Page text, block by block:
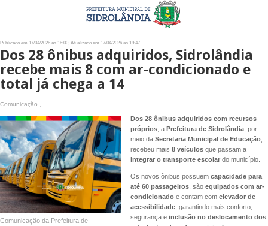
Publicado em 17/04/2026 às 16:00, Atualizado em 17/04/2026 às 19:47
Dos 28 ônibus adquiridos, Sidrolândia
recebe mais 8 com ar-condicionado e
total já chega a 14
Comunicação ,
Comunicação da Prefeitura de
Dos 28 ônibus adquiridos com recursos
próprios, a Prefeitura de Sidrolândia, por
meio da Secretaria Municipal de Educação,
recebeu mais 8 veículos que passam a
integrar o transporte escolardo município.
Os novos ônibus possuemcapacidade para
até 60 passageiros, sãoequipados com ar-
condicionado e contam com elevador de
acessibilidade, garantindo mais conforto,
segurança e inclusão no deslocamento dos